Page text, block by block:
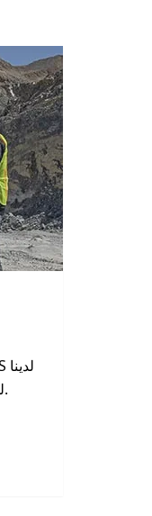
لدقة دون متر إلى سنتيمتر.